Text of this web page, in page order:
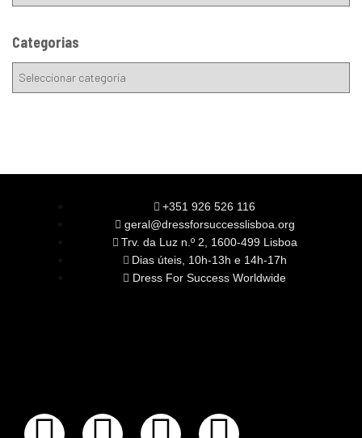
Categorias
+351 926 526 116
geral@dressforsuccesslisboa.org
Trv. da Luz n.º 2, 1600-499 Lisboa
Dias úteis, 10h-13h e 14h-17h
Dress For Success Worldwide